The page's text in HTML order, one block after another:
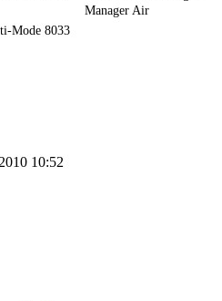
Manager Air
Mode 8033
10:52